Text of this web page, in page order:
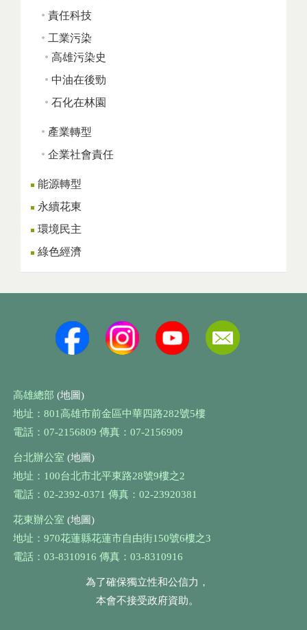
責任科技
工業污染
高雄污染史
中油在後勁
石化在林園
產業轉型
企業社會責任
能源轉型
永續花東
環境民主
綠色經濟
高雄總部 (地圖)
地址：801高雄市前金區中華四路282號5樓
電話：07-2156809 傳真：07-2156909
台北辦公室 (地圖)
地址：100台北市北平東路28號9樓之2
電話：02-2392-0371 傳真：02-23920381
花東辦公室 (地圖)
地址：970花蓮縣花蓮市自由街150號6樓之3
電話：03-8310916 傳真：03-8310916
為了確保獨立性和公信力，
本會不接受政府資助。